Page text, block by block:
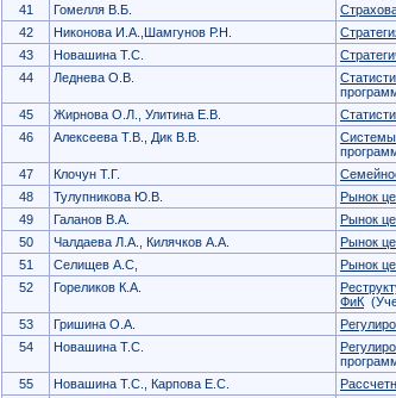
41
Гомелля В.Б.
42
Никонова И.А.,Шамгунов Р.Н.
43
Новашина Т.С.
44
Леднева О.В.
45
Жирнова О.Л., Улитина Е.В.
46
Алексеева Т.В., Дик В.В. Системы
47
Клочун Т.Г.
48
Тулупникова Ю.В. Рынок
49
Галанов В.А. Рынок
50
Чалдаева Л.А., Килячков А.А. Рынок
51
Селищев А.С, Рынок
52
Гореликов К.А.
ФиК
53
Гришина О.А.
54
Новашина Т.С.
55
Новашина Т.С., Карпова Е.С.